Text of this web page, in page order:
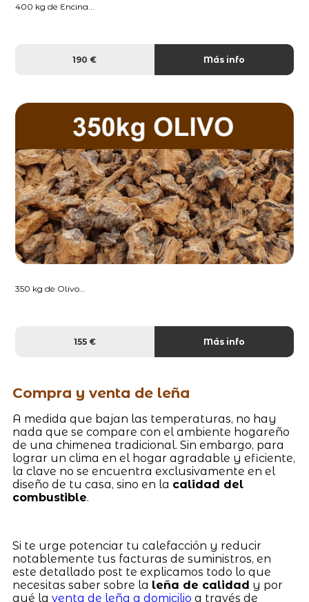
400 kg de Encina...
190 € Más info
350 kg de Olivo...
155 € Más info
Compra y venta de leña
A medida que bajan las temperaturas, no hay
nada que se compare con el ambiente hogareño
de una chimenea tradicional. Sin embargo, para
lograr un clima en el hogar agradable y eficiente,
la clave no se encuentra exclusivamente en el
diseño de tu casa, sino en la calidad del
combustible.
Si te urge potenciar tu calefacción y reducir
notablemente tus facturas de suministros, en
este detallado post te explicamos todo lo que
necesitas saber sobre la leña de calidad y por
qué la venta de leña a domicilio a través de